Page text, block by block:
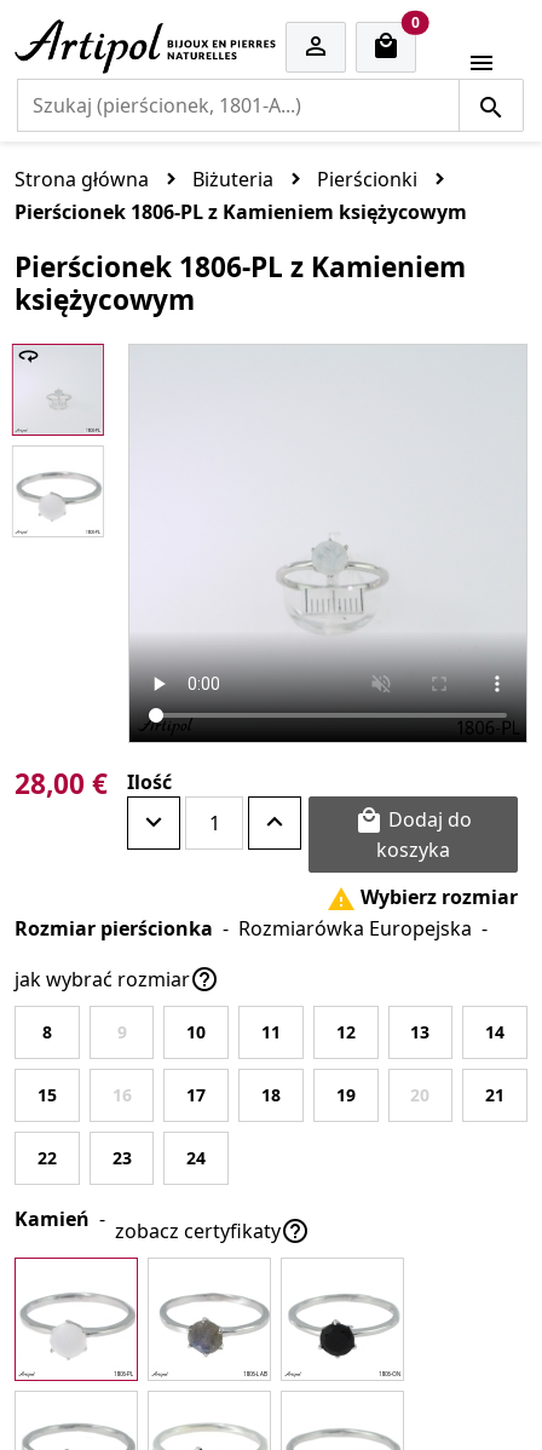

0cart items

Strona główna Biżuteria
Pierścionki
Pierścionek 1806-PL z Kamieniem księżycowym
Pierścionek 1806-PL z Kamieniem
księżycowym
28,00 € Ilość

koszyka
 Wybierz rozmiar
Rozmiar pierścionka - Rozmiarówka Europejska -
jak wybrać rozmiar
8 9 10 11 12 13 14
15 16 17 18 19 20 21
22 23 24
Kamień - zobacz certyfikaty